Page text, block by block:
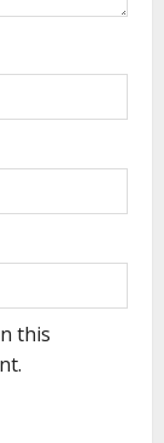
this